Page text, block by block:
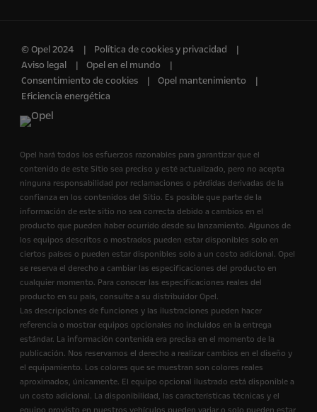
© Opel 2024
Política de cookies y privacidad
Aviso legal
Opel en el mundo
Consentimiento de cookies
Opel mantenimiento
Eficiencia energética
Opel hará todos los esfuerzos razonables para garantizar que el
contenido de este Sitio sea preciso y esté actualizado, pero no acepta
ninguna responsabilidad por reclamaciones o pérdidas derivadas de la
confianza en los contenidos del Sitio. Es posible que parte de la
información de este sitio no sea correcta debido a cambios en el
producto que pueden haber ocurrido desde su lanzamiento. Algunos de
los equipos descritos o mostrados pueden estar disponibles solo en
ciertos países o pueden estar disponibles solo a un costo adicional. Opel
se reserva el derecho a cambiar las especificaciones del producto en
cualquier momento. Para conocer las especificaciones reales del
producto en su país, consulte a su distribuidor Opel.
Las descripciones de funciones y las ilustraciones pueden hacer
referencia o mostrar equipos opcionales no incluidos en la entrega
estándar. La información contenida era precisa en el momento de la
publicación. Nos reservamos el derecho a realizar cambios en el diseño y
el equipamiento. Los colores que se muestran son colores reales
aproximados, únicamente. El equipo opcional ilustrado está disponible a
un costo adicional. La disponibilidad, las características técnicas y el